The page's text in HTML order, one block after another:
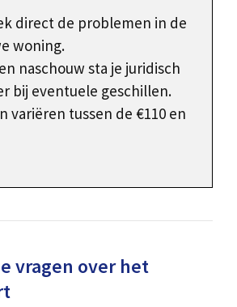
direct de problemen in de
woning.
naschouw sta je juridisch
bij eventuele geschillen.
variëren tussen de €110 en
vragen over het